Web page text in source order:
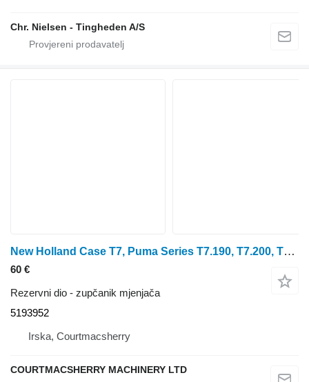
Chr. Nielsen - Tingheden A/S
New Holland Case T7, Puma Series T7.190, T7.200, T7.225 Pto Gear Z17 5193952 zupčanik mjenjača za traktora na kotačima
60 €
Rezervni dio - zupčanik mjenjača
5193952
Irska, Courtmacsherry
COURTMACSHERRY MACHINERY LTD